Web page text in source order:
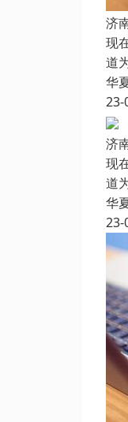
济
现
道
华
23-
济
现
道
华
23-